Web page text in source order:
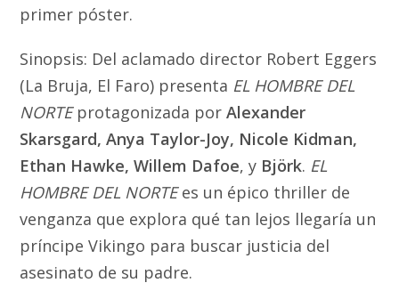
primer póster.
Sinopsis: Del aclamado director Robert Eggers
(La Bruja, El Faro) presenta EL HOMBRE DEL
NORTEprotagonizada porAlexander
Skarsgard, Anya Taylor-Joy, Nicole Kidman,
Ethan Hawke, Willem Dafoe, y Björk. EL
HOMBRE DEL NORTEes un épico thriller de
venganza que explora qué tan lejos llegaría un
príncipe Vikingo para buscar justicia del
asesinato de su padre.